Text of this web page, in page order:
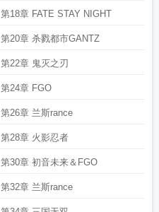
第18章 FATE STAY NIGHT
第20章 杀戮都市GANTZ
第22章 鬼灭之刃
第24章 FGO
第26章 兰斯rance
第28章 火影忍者
第30章 初音未来＆FGO
第32章 兰斯rance